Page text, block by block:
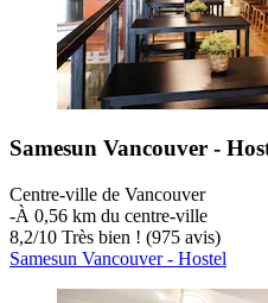
Samesun Vancouver -
Centre-ville de Vancouver
‐À 0,56 km du centre-ville
8,2/10 Très bien ! (975 avis)
Samesun Vancouver - Hostel